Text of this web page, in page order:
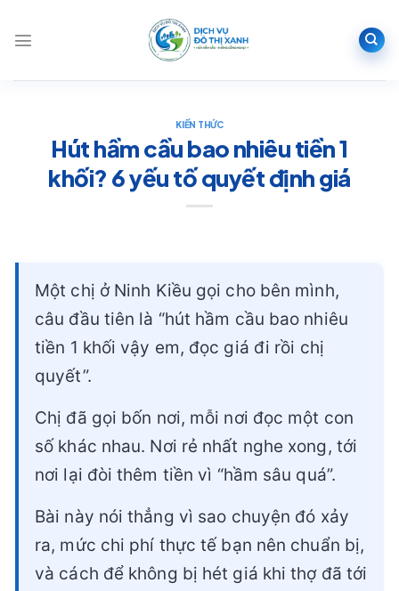
nội
KIẾN THỨC
Hút hầm cầu bao nhiêu tiền 1
khối? 6 yếu tố quyết định giá
Một chị ở Ninh Kiều gọi cho bên mình,
câu đầu tiên là “hút hầm cầu bao nhiêu
tiền 1 khối vậy em, đọc giá đi rồi chị
quyết”.
Chị đã gọi bốn nơi, mỗi nơi đọc một con
số khác nhau. Nơi rẻ nhất nghe xong, tới
nơi lại đòi thêm tiền vì “hầm sâu quá”.
Bài này nói thẳng vì sao chuyện đó xảy
ra, mức chi phí thực tế bạn nên chuẩn bị,
và cách để không bị hét giá khi thợ đã tới